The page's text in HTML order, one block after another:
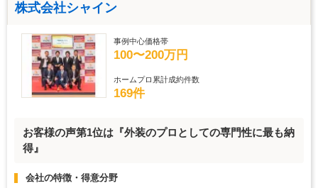
株式会社シャイン
事例中心価格帯
100〜200万円
ホームプロ累計成約件数
169件
お客様の声第1位は『外装のプロとしての専門性に最も納
得』
会社の特徴・得意分野